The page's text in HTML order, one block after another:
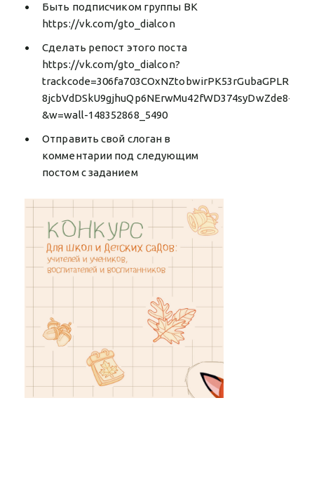
Быть подписчиком группы ВК
https://vk.com/gto_dialcon
Сделать репост этого поста
https://vk.com/gto_dialcon?
8jcbVdDSkU9gjhuQp6NErwMu42fWD374syDwZde8-
&w=wall-148352868_5490
Отправить свой слоган в
комментарии под следующим
постом с заданием